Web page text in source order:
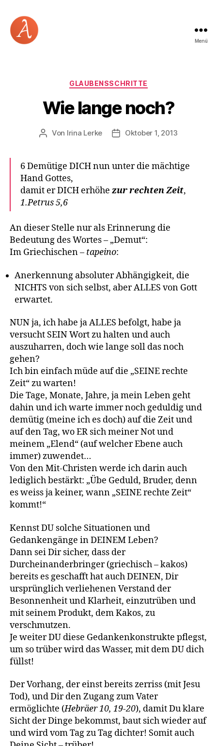
Menü
Kategorien
GLAUBENSSCHRITTE
Wie lange noch?
Beitragsautor
Von Irina Lerke Beitragsdatum
Oktober 1, 2013
6 Demütige DICH nun unter die mächtige
Hand Gottes,
damit er DICH erhöhe zur rechten Zeit,
1.Petrus 5,6
An dieser Stelle nur als Erinnerung die
Bedeutung des Wortes – „Demut“:
Im Griechischen – tapeino:
Anerkennung absoluter Abhängigkeit, die
NICHTS von sich selbst, aber ALLES von Gott
erwartet.
NUN ja, ich habe ja ALLES befolgt, habe ja
versucht SEIN Wort zu halten und auch
auszuharren, doch wie lange soll das noch
gehen?
Ich bin einfach müde auf die „SEINE rechte
Zeit“ zu warten!
Die Tage, Monate, Jahre, ja mein Leben geht
dahin und ich warte immer noch geduldig und
demütig (meine ich es doch) auf die Zeit und
auf den Tag, wo ER sich meiner Not und
meinem „Elend“ (auf welcher Ebene auch
immer) zuwendet…
Von den Mit-Christen werde ich darin auch
lediglich bestärkt: „Übe Geduld, Bruder, denn
es weiss ja keiner, wann „SEINE rechte Zeit“
kommt!“
Kennst DU solche Situationen und
Gedankengänge in DEINEM Leben?
Dann sei Dir sicher, dass der
Durcheinanderbringer (griechisch – kakos)
bereits es geschafft hat auch DEINEN, Dir
ursprünglich verliehenen Verstand der
Besonnenheit und Klarheit, einzutrüben und
mit seinem Produkt, dem Kakos, zu
verschmutzen.
Je weiter DU diese Gedankenkonstrukte pflegst,
um so trüber wird das Wasser, mit dem DU dich
füllst!
Der Vorhang, der einst bereits zerriss (mit Jesu
Tod), und Dir den Zugang zum Vater
ermöglichte (Hebräer 10, 19-20), damit Du klare
Sicht der Dinge bekommst, baut sich wieder auf
und wird vom Tag zu Tag dichter! Somit auch